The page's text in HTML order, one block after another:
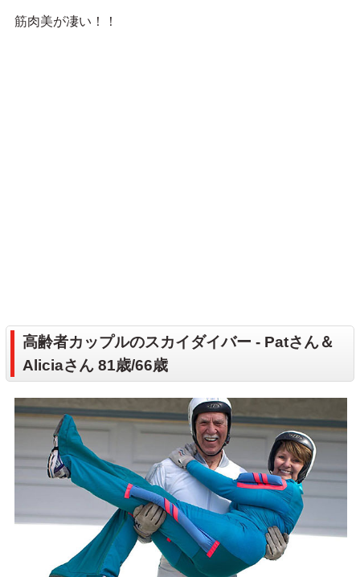
筋肉美が凄い！！
高齢者カップルのスカイダイバー - Patさん＆
Aliciaさん 81歳/66歳